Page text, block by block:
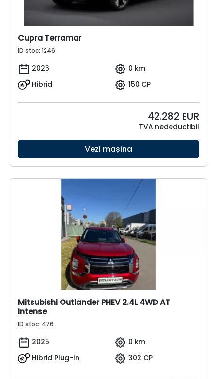
Cupra Terramar
ID stoc: 1246
2026
0 km
Hibrid
150 CP
42.282 EUR
TVA nedeductibil
Vezi mașina
Mitsubishi Outlander PHEV 2.4L 4WD AT
Intense
ID stoc: 476
2025
0 km
Hibrid Plug-In
302 CP